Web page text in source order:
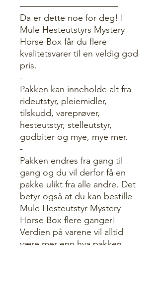
———————————
Da er dette noe for deg! I
Mule Hesteutstyrs Mystery
Horse Box får du flere
kvalitetsvarer til en veldig god
pris.
-
Pakken kan inneholde alt fra
rideutstyr, pleiemidler,
tilskudd, vareprøver,
hesteutstyr, stelleutstyr,
godbiter og mye, mye mer.
-
Pakken endres fra gang til
gang og du vil derfor få en
pakke ulikt fra alle andre. Det
betyr også at du kan bestille
Mule Hesteutstyr Mystery
Horse Box flere ganger!
Verdien på varene vil alltid
være mer enn hva pakken